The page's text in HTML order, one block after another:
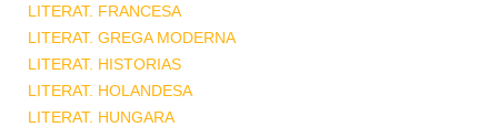
LITERAT. FRANCESA
LITERAT. GREGA MODERNA
LITERAT. HISTORIAS
LITERAT. HOLANDESA
LITERAT. HUNGARA